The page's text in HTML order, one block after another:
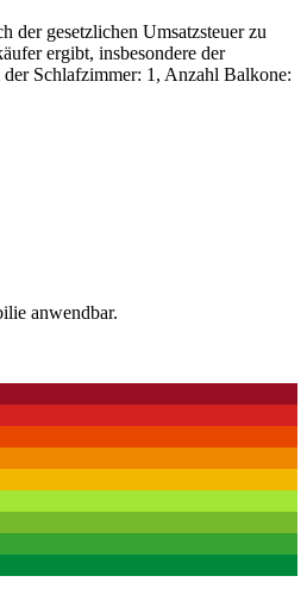
gesetzlichen Umsatzsteuer zu
ergibt, insbesondere der
Schlafzimmer: 1, Anzahl Balkone:
anwendbar.